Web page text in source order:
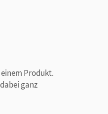
Produkt.
ganz